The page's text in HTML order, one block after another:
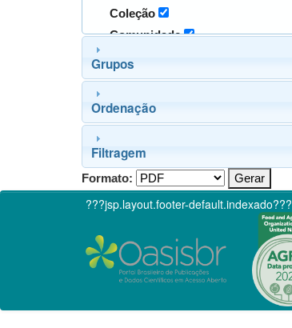
Coleção
Comunidade
Grupos
Ordenação
Filtragem
Formato:
???jsp.layout.footer-default.indexado???